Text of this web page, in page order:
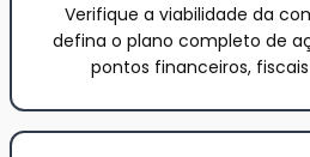
Verifique a viabilidade da
defina o plano completo de
pontos financeiros,